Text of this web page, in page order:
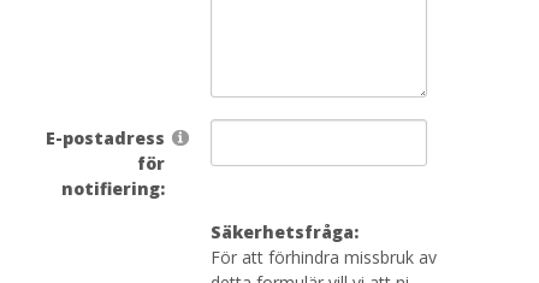
E-postadress
för
notifiering:
Säkerhetsfråga:
För att förhindra missbruk av